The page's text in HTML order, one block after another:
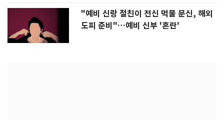
"예비 신랑 절친이 전신 먹물 문신, 해외
도피 준비"…예비 신부 '혼란'